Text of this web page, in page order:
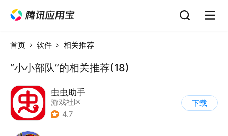
首页 软件 相关推荐
“小小部队”的相关推荐(18)
虫虫助手
游戏社区
4.7
下载